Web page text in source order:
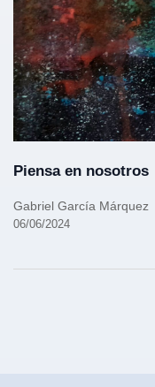
Piensa en nosotros
Gabriel García Márquez
06/06/2024